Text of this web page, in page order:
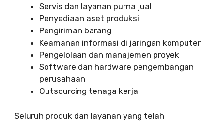
Servis dan layanan purna jual
Penyediaan aset produksi
Pengiriman barang
Keamanan informasi di jaringan komputer
Pengelolaan dan manajemen proyek
Software dan hardware pengembangan
perusahaan
Outsourcing tenaga kerja
Seluruh produk dan layanan yang telah